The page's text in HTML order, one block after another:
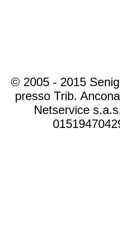
© 2005 - 2015
presso Trib.
Netservice